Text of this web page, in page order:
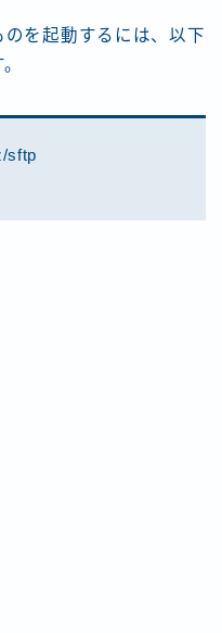
を起動するには、以下
sftp